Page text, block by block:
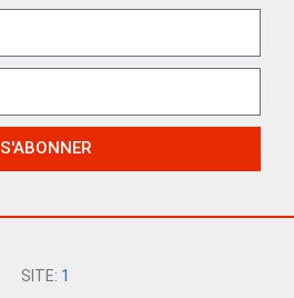
S'ABONNER
SITE: 1